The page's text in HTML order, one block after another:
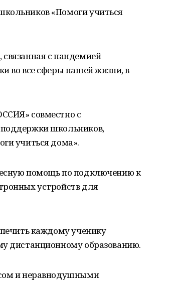
«Помоги учиться
с пандемией
во все сферы нашей жизни, в
совместно с
школьников,
учиться дома».
помощь по подключению к
устройств для
каждому ученику
дистанционному образованию.
и неравнодушными